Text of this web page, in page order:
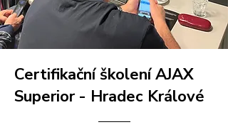
Certifikační školení AJAX
Superior- Hradec Králové